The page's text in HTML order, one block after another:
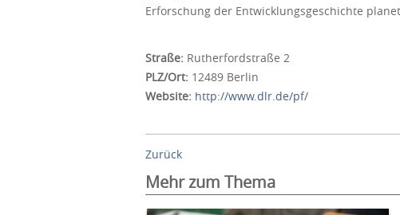
Erforschung der Entwicklungsgeschichte
Straße: Rutherfordstraße 2
PLZ/Ort: 12489 Berlin
Website: http://www.dlr.de/pf/
Zurück
Mehr zum Thema